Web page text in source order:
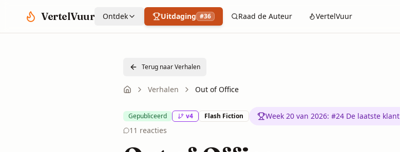
VertelVuur Ontdek Uitdaging #36 Raad de Auteur VertelVuur
Terug naar Verhalen
Verhalen Out of Office
Gepubliceerd v4 Flash Fiction Week 20 van 2026: #24 De laatste klant
11 reacties